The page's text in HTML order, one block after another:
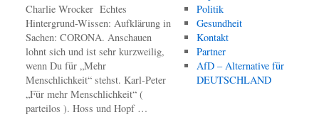
Charlie Wrocker Echtes
Hintergrund-Wissen: Aufklärung in
Sachen: CORONA. Anschauen
lohnt sich und ist sehr kurzweilig,
wenn Du für „Mehr
Menschlichkeit“ stehst. Karl-Peter
„Für mehr Menschlichkeit“ (
parteilos ). Hoss und Hopf …
Politik
Gesundheit
Kontakt
Partner
AfD – Alternative für
DEUTSCHLAND